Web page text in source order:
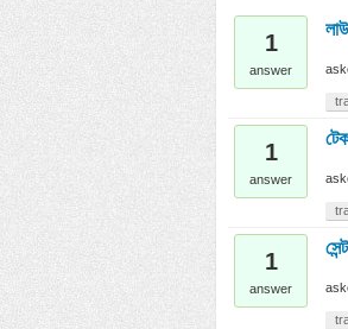
1
answer
1
answer
1
answer